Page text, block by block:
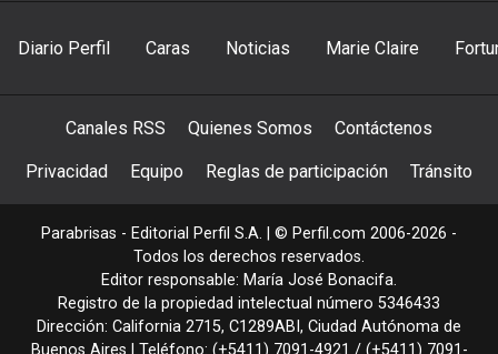
Diario Perfil Caras Noticias Marie Claire
Canales RSS Quienes Somos Contáctenos
Privacidad Equipo Reglas de participación Tránsito
Parabrisas - Editorial Perfil S.A. | © Perfil.com 2006-2026 -
Todos los derechos reservados.
Editor responsable: María José Bonacifa.
Registro de la propiedad intelectual número 5346433
Dirección: California 2715, C1289ABI , Ciudad Autónoma de